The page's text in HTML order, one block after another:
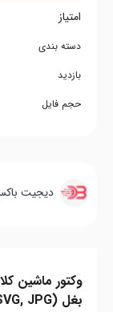
امتیاز
دسته بندی
بازدید
حجم فایل
دیجیت
وکتور ماشین
بغل (AI, EPS, SVG, JPG)